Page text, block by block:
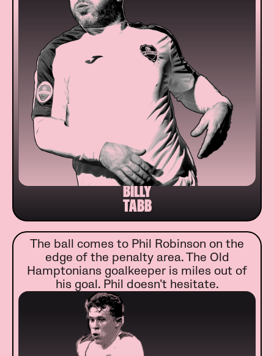
BILLY
TABB
The ball comes to Phil Robinson on the
edge of the penalty area. The Old
Hamptonians goalkeeper is miles out of
his goal. Phil doesn’t hesitate.